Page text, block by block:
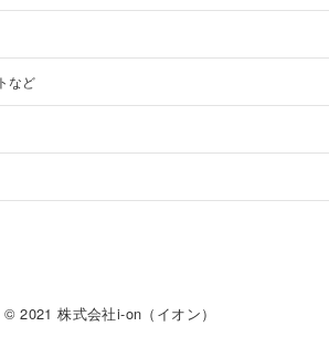
など
© 2021 株式会社i-on（イオン）